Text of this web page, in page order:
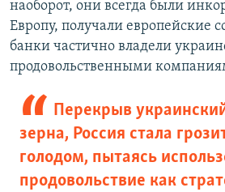
наоборот, они всегда были
Европу, получали европейские
банки частично владели
продовольственными
Перекрыв
зерна, Россия стала
голодом, пытаясь
продовольствие как